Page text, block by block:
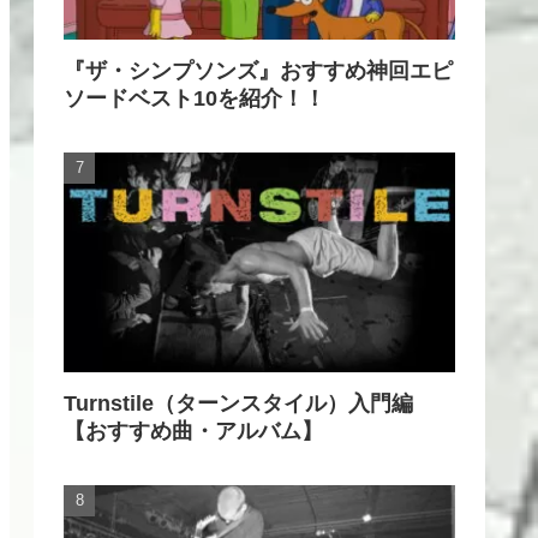
『ザ・シンプソンズ』おすすめ神回エピ
ソードベスト10を紹介！！
Turnstile（ターンスタイル）入門編
【おすすめ曲・アルバム】